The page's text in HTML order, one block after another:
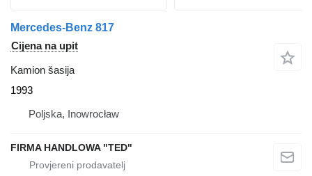
Mercedes-Benz 817
Cijena na upit
Kamion šasija
1993
Poljska, Inowrocław
FIRMA HANDLOWA "TED"